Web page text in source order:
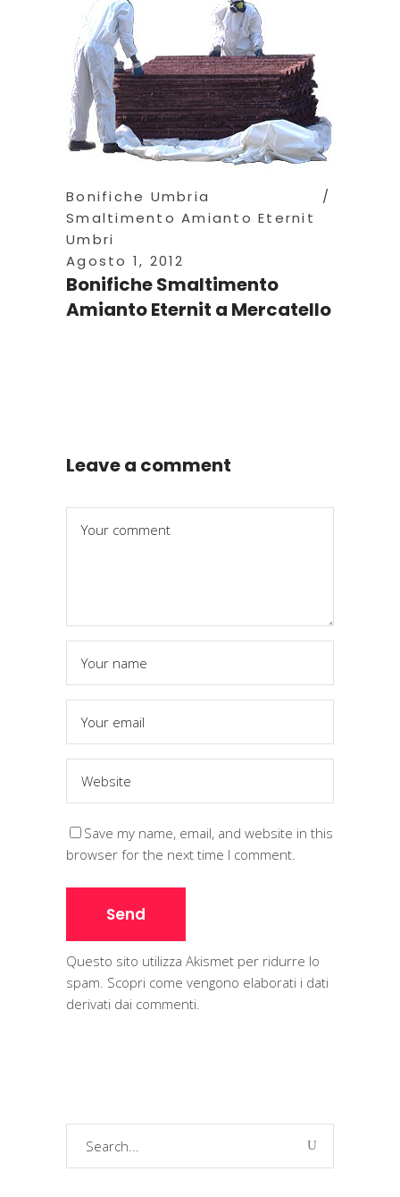
Bonifiche Umbria
Smaltimento Amianto Eternit
Umbri
Agosto 1, 2012
Bonifiche Smaltimento
Amianto Eternit a Mercatello
Leave a comment
Save my name, email, and website in this
browser for the next time I comment.
Questo sito utilizza Akismet per ridurre lo
spam. Scopri come vengono elaborati i dati
derivati dai commenti.